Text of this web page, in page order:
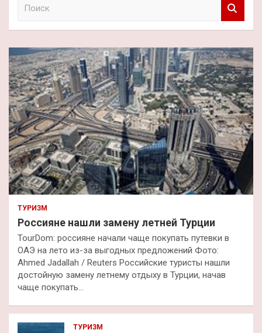
к
ТУРИЗМ
Россияне нашли замену летней Турции
TourDom: россияне начали чаще покупать путевки в
ОАЭ на лето из-за выгодных предложений Фото:
Ahmed Jadallah / Reuters Российские туристы нашли
достойную замену летнему отдыху в Турции, начав
чаще покупать…
ТУРИЗМ